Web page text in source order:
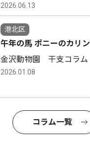
2026.06.13
港北区
午年の馬 ポニーのカリン
金沢動物園 干支コラム
2026.01.08
コラム一覧